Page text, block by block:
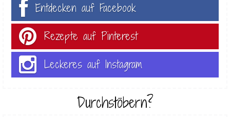
Entdecken auf Facebook
Rezepte auf Pinterest
Leckeres auf Instagram
Durchstöbern?